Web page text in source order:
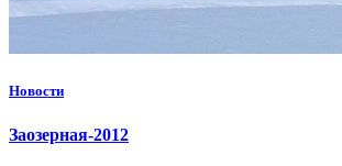
Новости
Заозерная-2012